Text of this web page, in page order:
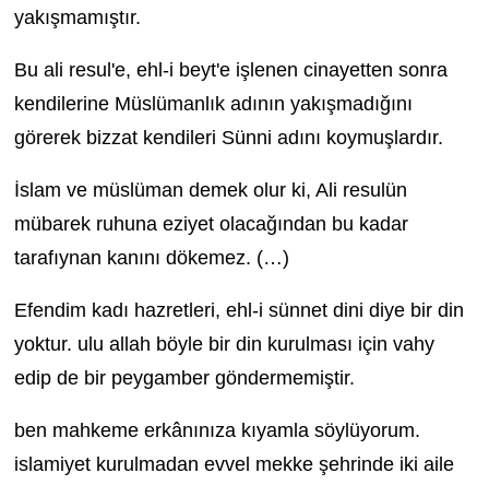
yakışmamıştır.
Bu ali resul'e, ehl-i beyt'e işlenen cinayetten sonra
kendilerine Müslümanlık adının yakışmadığını
görerek bizzat kendileri Sünni adını koymuşlardır.
İslam ve müslüman demek olur ki, Ali resulün
mübarek ruhuna eziyet olacağından bu kadar
tarafıynan kanını dökemez. (…)
Efendim kadı hazretleri, ehl-i sünnet dini diye bir din
yoktur. ulu allah böyle bir din kurulması için vahy
edip de bir peygamber göndermemiştir.
ben mahkeme erkânınıza kıyamla söylüyorum.
islamiyet kurulmadan evvel mekke şehrinde iki aile